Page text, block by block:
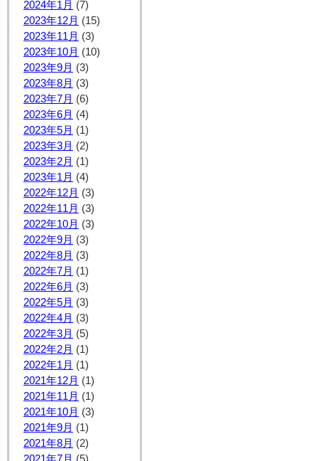
2024年1月 (7)
2023年12月 (15)
2023年11月 (3)
2023年10月 (10)
2023年9月 (3)
2023年8月 (3)
2023年7月 (6)
2023年6月 (4)
2023年5月 (1)
2023年3月 (2)
2023年2月 (1)
2023年1月 (4)
2022年12月 (3)
2022年11月 (3)
2022年10月 (3)
2022年9月 (3)
2022年8月 (3)
2022年7月 (1)
2022年6月 (3)
2022年5月 (3)
2022年4月 (3)
2022年3月 (5)
2022年2月 (1)
2022年1月 (1)
2021年12月 (1)
2021年11月 (1)
2021年10月 (3)
2021年9月 (1)
2021年8月 (2)